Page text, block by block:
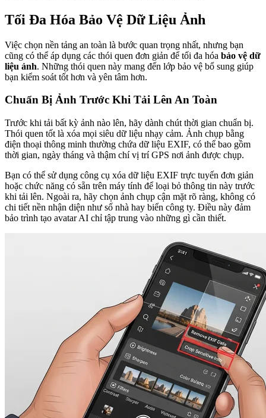
Tối Đa Hóa Bảo Vệ Dữ Liệu Ảnh
Việc chọn nền tảng an toàn là bước quan trọng nhất, nhưng bạn
cũng có thể áp dụng các thói quen đơn giản để tối đa hóa bảo vệ dữ
liệu ảnh. Những thói quen này mang đến lớp bảo vệ bổ sung giúp
bạn kiểm soát tốt hơn và yên tâm hơn.
Chuẩn Bị Ảnh Trước Khi Tải Lên An Toàn
Trước khi tải bất kỳ ảnh nào lên, hãy dành chút thời gian chuẩn bị.
Thói quen tốt là xóa mọi siêu dữ liệu nhạy cảm. Ảnh chụp bằng
điện thoại thông minh thường chứa dữ liệu EXIF, có thể bao gồm
thời gian, ngày tháng và thậm chí vị trí GPS nơi ảnh được chụp.
Bạn có thể sử dụng công cụ xóa dữ liệu EXIF trực tuyến đơn giản
hoặc chức năng có sẵn trên máy tính để loại bỏ thông tin này trước
khi tải lên. Ngoài ra, hãy chọn ảnh chụp cận mặt rõ ràng, không có
chi tiết nền nhận diện như số nhà hay biển công ty. Điều này đảm
bảo trình tạo avatar AI chỉ tập trung vào những gì cần thiết.